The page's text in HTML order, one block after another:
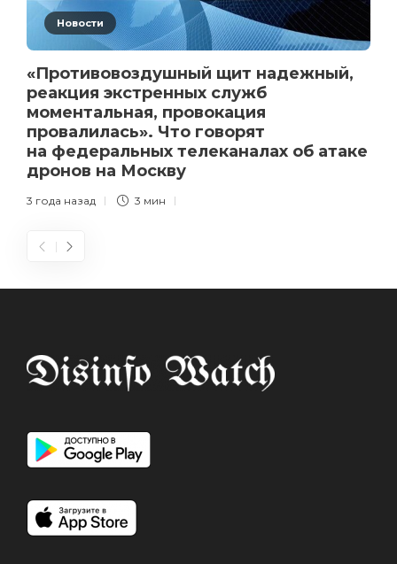
Новости
«Противовоздушный щит надежный,
реакция экстренных служб
моментальная, провокация
провалилась». Что говорят
на федеральных телеканалах об атаке
дронов на Москву
3 года назад 3 мин